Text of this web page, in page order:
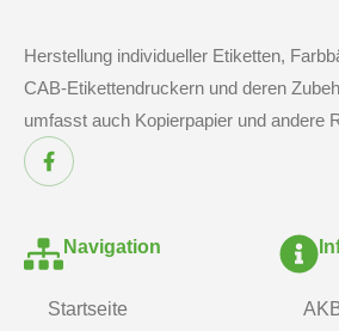
Herstellung individueller Etiketten,
CAB-Etikettendruckern und deren
umfasst auch Kopierpapier und andere
Navigation
Startseite